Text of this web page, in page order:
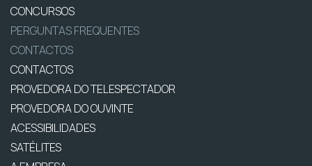
CONCURSOS
PERGUNTAS FREQUENTES
CONTACTOS
CONTACTOS
PROVEDORA DO TELESPECTADOR
PROVEDORA DO OUVINTE
ACESSIBILIDADES
SATÉLITES